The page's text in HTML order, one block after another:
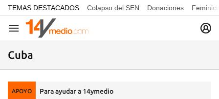
common.go-to-content
TEMAS DESTACADOS Colapso del SEN Donaciones
Navegación
Cuba
APOYO Para ayudar a 14ymedio